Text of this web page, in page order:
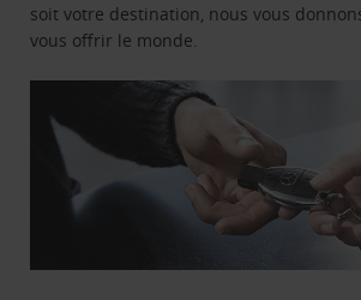
soit votre destination, nous vous
vous offrir le monde.